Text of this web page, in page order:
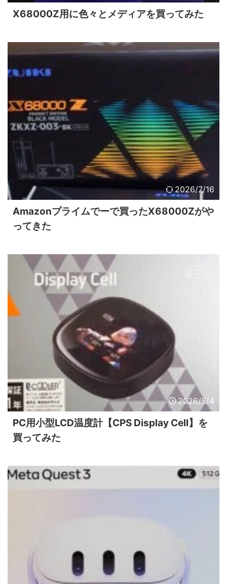
X68000Z用に色々とメディアを買ってみた
2026/7/16
Amazonプライムでーで買ったX68000Zがや
ってきた
2026/5/4
PC用小型LCD温度計【CPS Display Cell】を
買ってみた